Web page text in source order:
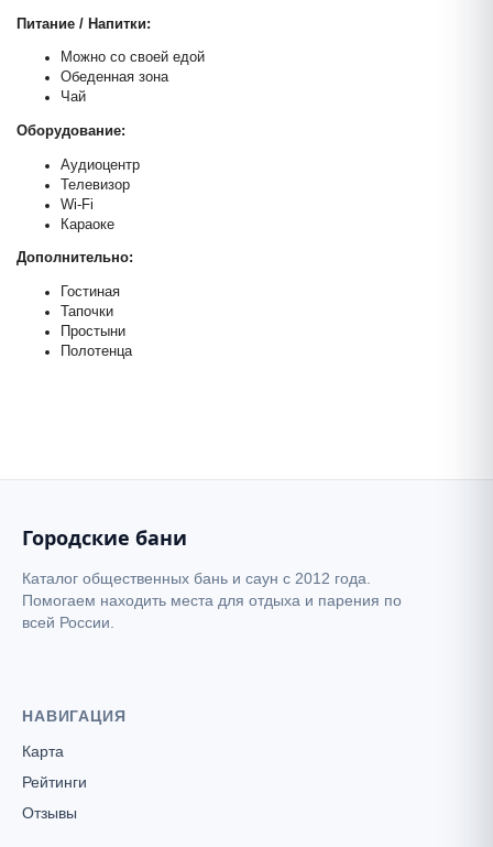
Питание / Напитки:
Можно со своей едой
Обеденная зона
Чай
Оборудование:
Аудиоцентр
Телевизор
Wi-Fi
Караоке
Дополнительно:
Гостиная
Тапочки
Простыни
Полотенца
Городские бани
Каталог общественных бань и саун с 2012 года.
Помогаем находить места для отдыха и парения по
всей России.
НАВИГАЦИЯ
Карта
Рейтинги
Отзывы